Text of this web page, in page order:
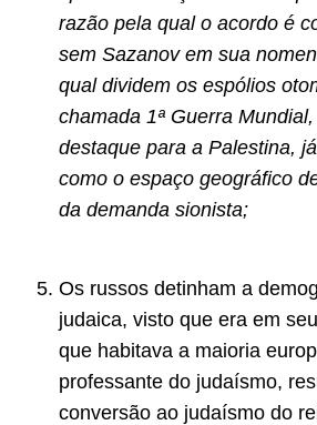
razão pela qual o acordo é
sem Sazanov em sua
qual dividem os espólios
chamada 1ª Guerra
destaque para a Palestina,
como o espaço geográfico
da demanda sionista;
Os russos detinham a
judaica, visto que era em
que habitava a maioria
professante do judaísmo,
conversão ao judaísmo do